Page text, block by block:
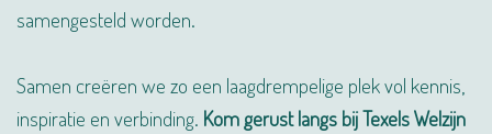
samengesteld worden.
Samen creëren we zo een laagdrempelige plek vol kennis,
inspiratie en verbinding. Kom gerust langs bij Texels Welzijn